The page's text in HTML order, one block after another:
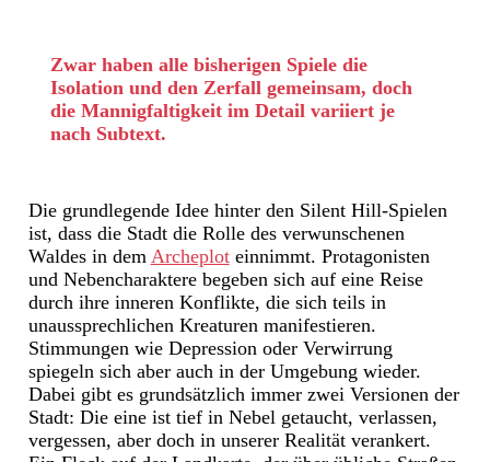
Zwar haben alle bisherigen Spiele die
Isolation und den Zerfall gemeinsam, doch
die Mannigfaltigkeit im Detail variiert je
nach Subtext.
Die grundlegende Idee hinter den Silent Hill-Spielen
ist, dass die Stadt die Rolle des verwunschenen
Waldes in dem Archeploteinnimmt. Protagonisten
und Nebencharaktere begeben sich auf eine Reise
durch ihre inneren Konflikte, die sich teils in
unaussprechlichen Kreaturen manifestieren.
Stimmungen wie Depression oder Verwirrung
spiegeln sich aber auch in der Umgebung wieder.
Dabei gibt es grundsätzlich immer zwei Versionen der
Stadt: Die eine ist tief in Nebel getaucht, verlassen,
vergessen, aber doch in unserer Realität verankert.